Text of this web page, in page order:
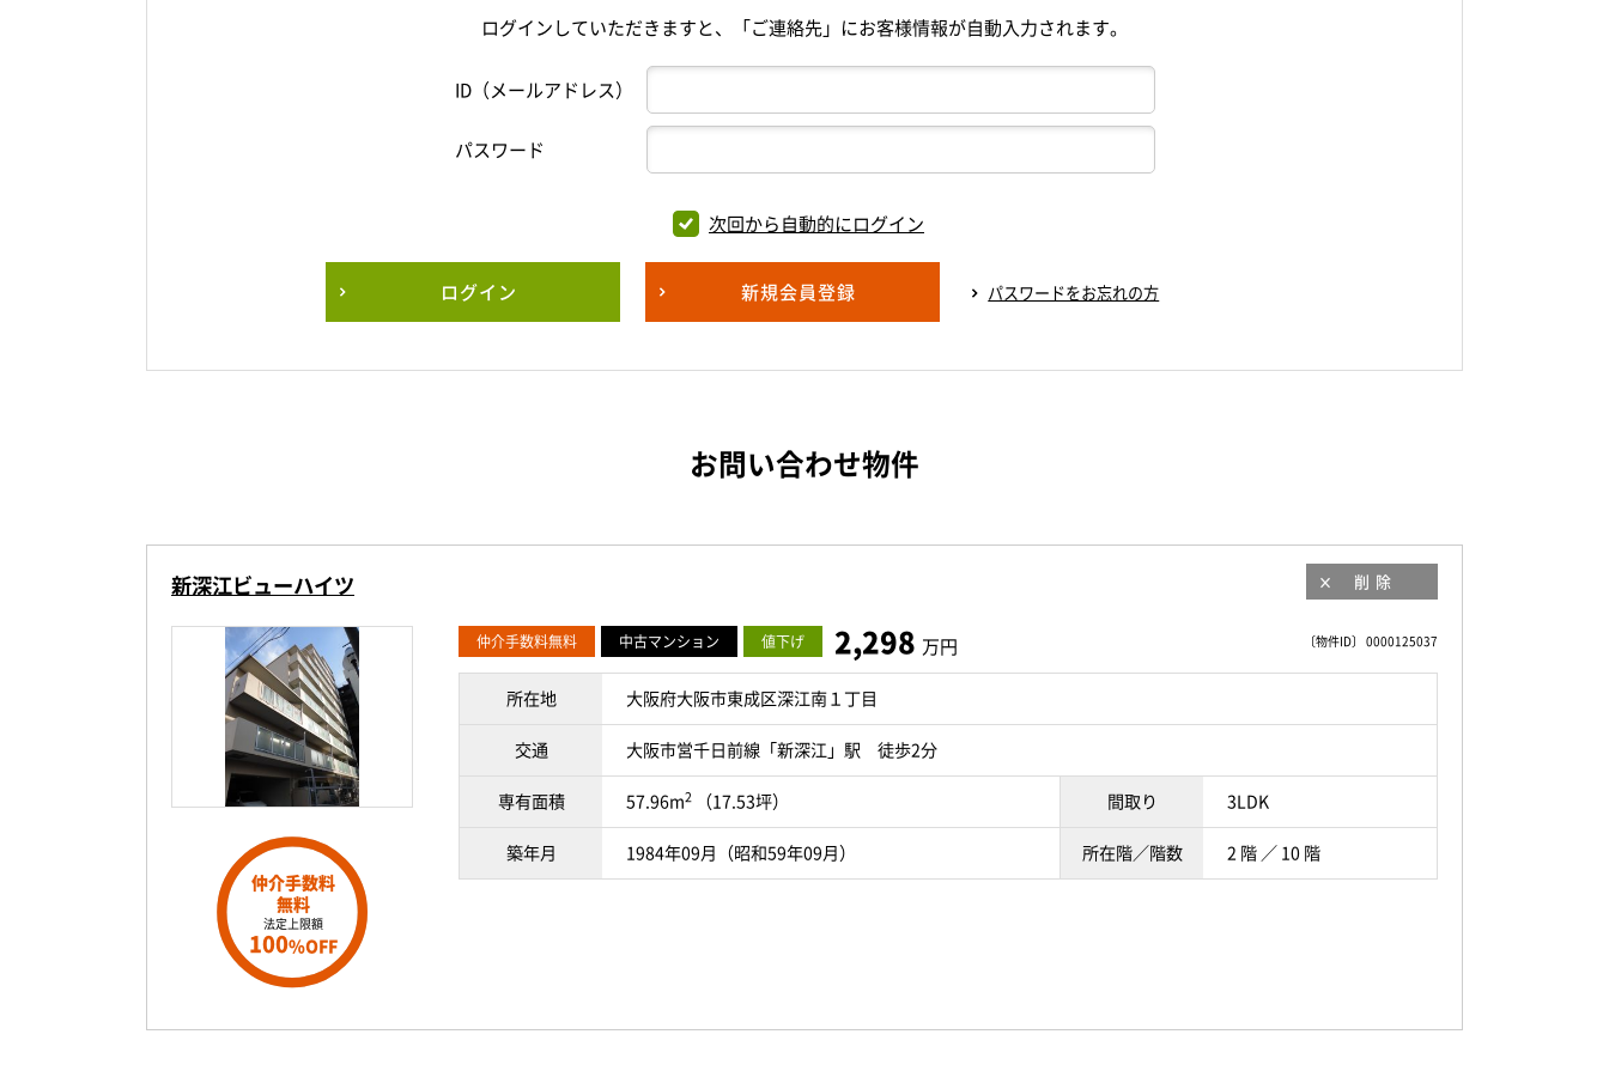
ログインしていただきますと、「ご連絡先」にお客様情報が自動入力されます。
ID（メールアドレス）
パスワード
次回から自動的にログイン
ログイン 新規会員登録 パスワードをお忘れの方
お問い合わせ物件
新深江ビューハイツ 削除
仲介手数料
無料
法定上限額
100%OFF
〔物件ID〕 0000125037
仲介手数料無料 中古マンション 値下げ 2,298 万円
所在地 大阪府大阪市東成区深江南１丁目
交通 大阪市営千日前線「新深江」駅 徒歩2分
専有面積 57.96m2 （17.53坪） 間取り 3LDK
築年月 1984年09月（昭和59年09月） 所在階／階数 2 階 ／ 10 階